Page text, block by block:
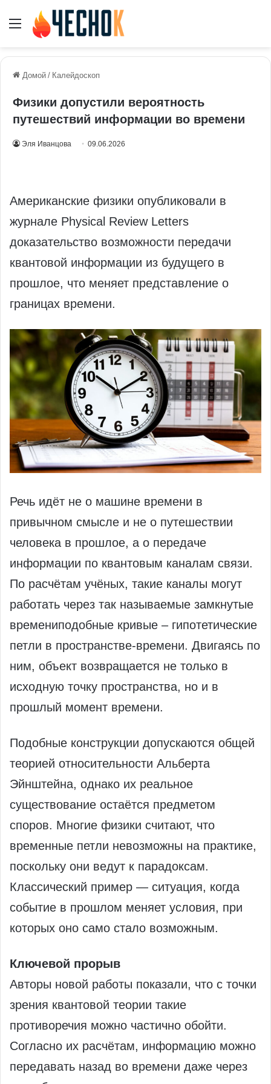
Меню
Домой / Калейдоскоп
Физики допустили вероятность
путешествий информации во времени
Эля Иванцова 09.06.2026
Американские физики опубликовали в
журнале Physical Review Letters
доказательство возможности передачи
квантовой информации из будущего в
прошлое, что меняет представление о
границах времени.
Речь идёт не о машине времени в
привычном смысле и не о путешествии
человека в прошлое, а о передаче
информации по квантовым каналам связи.
По расчётам учёных, такие каналы могут
работать через так называемые замкнутые
времениподобные кривые – гипотетические
петли в пространстве-времени. Двигаясь по
ним, объект возвращается не только в
исходную точку пространства, но и в
прошлый момент времени.
Подобные конструкции допускаются общей
теорией относительности Альберта
Эйнштейна, однако их реальное
существование остаётся предметом
споров. Многие физики считают, что
временные петли невозможны на практике,
поскольку они ведут к парадоксам.
Классический пример — ситуация, когда
событие в прошлом меняет условия, при
которых оно само стало возможным.
Ключевой прорыв
Авторы новой работы показали, что с точки
зрения квантовой теории такие
противоречия можно частично обойти.
Согласно их расчётам, информацию можно
передавать назад во времени даже через